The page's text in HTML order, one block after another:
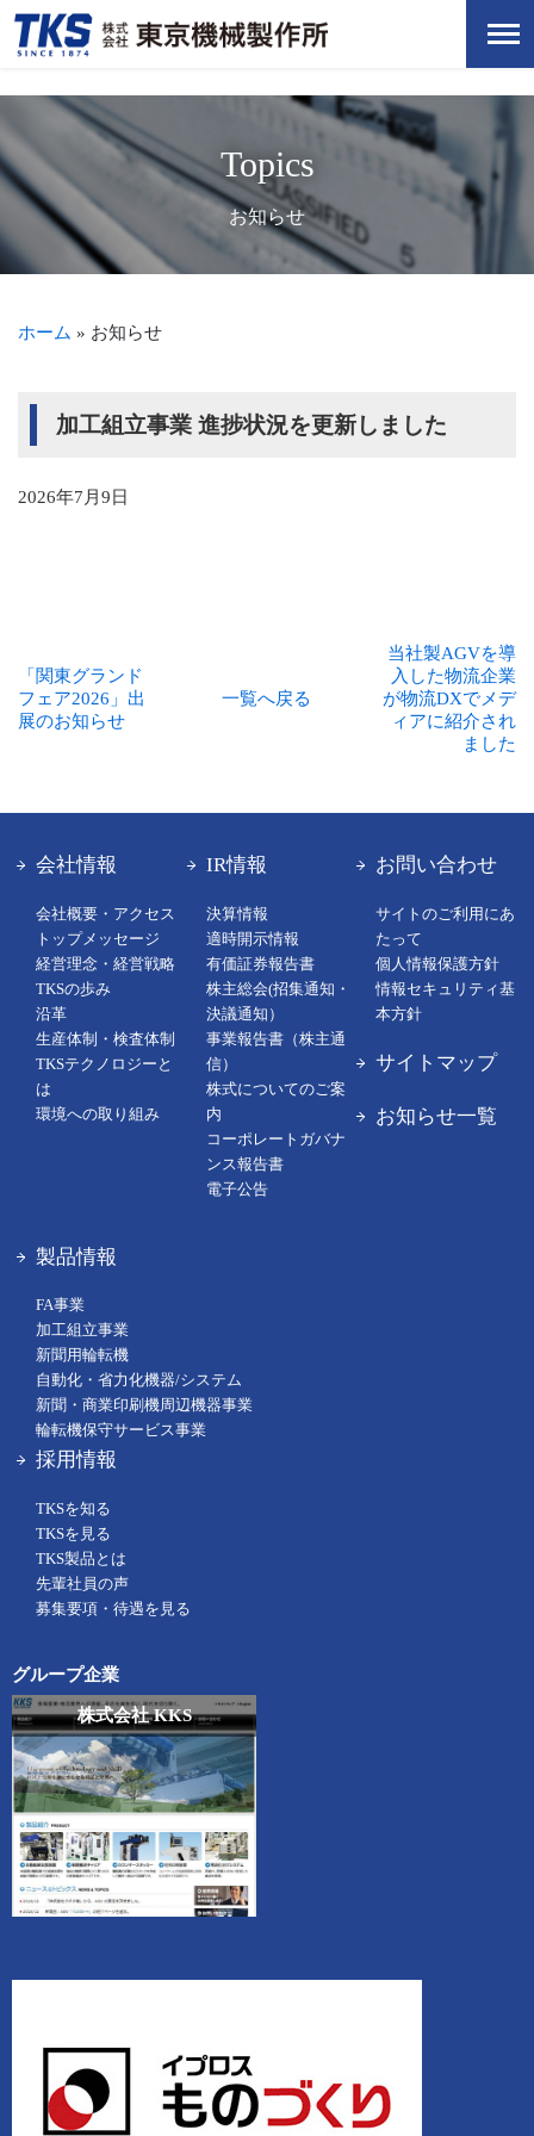
Topics
お知らせ
ホーム » お知らせ
加工組立事業 進捗状況を更新しました
2026年7月9日
「関東グランド
フェア2026」出
展のお知らせ
一覧へ戻る
当社製AGVを導
入した物流企業
が物流DXでメデ
ィアに紹介され
ました
会社情報
会社概要・アクセス
トップメッセージ
経営理念・経営戦略
TKSの歩み
沿革
生産体制・検査体制
TKSテクノロジーと
は
環境への取り組み
IR情報
決算情報
適時開示情報
有価証券報告書
株主総会(招集通知・
決議通知）
事業報告書（株主通
信）
株式についてのご案
内
コーポレートガバナ
ンス報告書
電子公告
お問い合わせ
サイトのご利用にあ
たって
個人情報保護方針
情報セキュリティ基
本方針
サイトマップ
お知らせ一覧
製品情報
FA事業
加工組立事業
新聞用輪転機
自動化・省力化機器/システム
新聞・商業印刷機周辺機器事業
輪転機保守サービス事業
採用情報
TKSを知る
TKSを見る
TKS製品とは
先輩社員の声
募集要項・待遇を見る
グループ企業
株式会社 KKS